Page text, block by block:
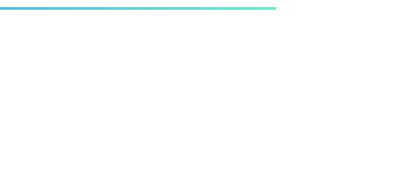
Απώλειες